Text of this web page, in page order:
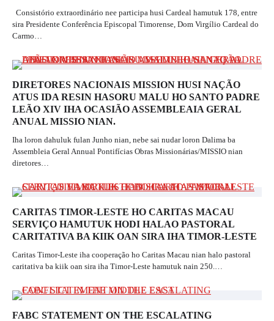
Consistório extraordinário nee participa husi Cardeal hamutuk 178, entre
sira Presidente Conferência Episcopal Timorense, Dom Virgílio Cardeal do
Carmo…
DIRETORES NACIONAIS MISSION HUSI NAÇÃO
ATUS IDA RESIN HASORU MALU HO SANTO PADRE
LEÃO XIV IHA OCASIÃO ASSEMBLEAIA GERAL
ANUAL MISSIO NIAN.
Iha loron dahuluk fulan Junho nian, nebe sai nudar loron Dalima ba
Assembleia Geral Annual Pontifícias Obras Missionárias/MISSIO nian
diretores…
CARITAS TIMOR-LESTE HO CARITAS MACAU
SERVIÇO HAMUTUK HODI HALAO PASTORAL
CARITATIVA BA KIIK OAN SIRA IHA TIMOR-LESTE
Caritas Timor-Leste iha cooperação ho Caritas Macau nian halo pastoral
caritativa ba kiik oan sira iha Timor-Leste hamutuk nain 250.…
FABC STATEMENT ON THE ESCALATING